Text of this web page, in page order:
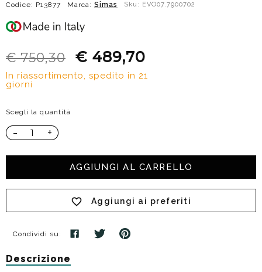
Codice: P13877 Marca: Simas Sku: EVO07.7900702
€ 750,30 € 489,70
In riassortimento, spedito in 21
giorni
Scegli la quantità
- +
AGGIUNGI AL CARRELLO
Aggiungi ai preferiti
Condividi su:
Descrizione